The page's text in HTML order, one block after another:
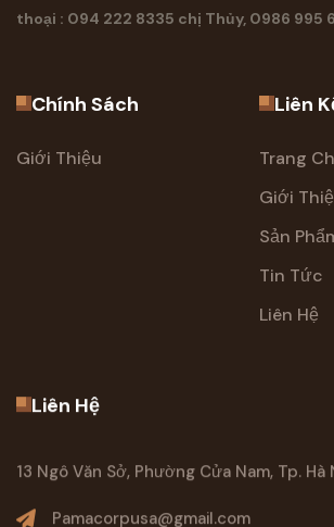
thoại : 094 222 8335 chị Thủy, 0986 995
Chính Sách
Giới Thiệu
Liên
Trang
Giới
Sản
Tin Tức
Liên Hệ
Liên Hệ
13 Ngô Văn Sở, Phường Cửa Nam, Tp. Hà
Pamacorpusa@gmail.com